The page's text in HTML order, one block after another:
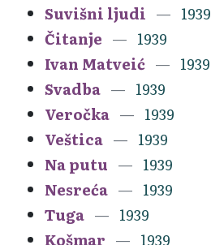
Suvišni ljudi
1939
Čitanje
1939
Ivan Matveić
1939
Svadba
1939
Veročka
1939
Veštica
1939
Na putu
1939
Nesreća
1939
Tuga
1939
Košmar
1939